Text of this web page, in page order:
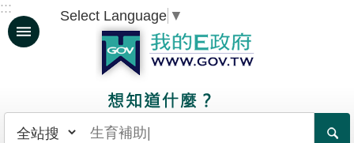
跳到主要內容區塊
::: Select Language ▼